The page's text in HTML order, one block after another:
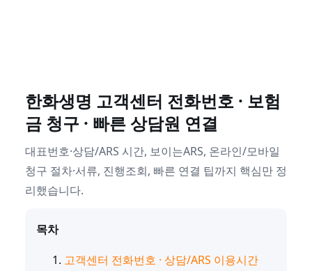
한화생명 고객센터 전화번호 · 보험
금 청구 · 빠른 상담원 연결
대표번호·상담/ARS 시간, 보이는ARS, 온라인/모바일
청구 절차·서류, 진행조회, 빠른 연결 팁까지 핵심만 정
리했습니다.
목차
고객센터 전화번호 · 상담/ARS 이용시간